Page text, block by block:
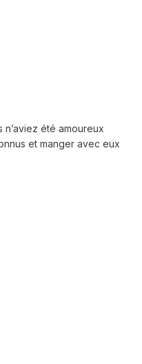
été amoureux
et manger avec eux